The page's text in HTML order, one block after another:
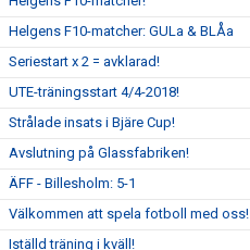
Helgens F10-matcher: GULa & BLÅa
Seriestart x 2 = avklarad!
UTE-träningsstart 4/4-2018!
Strålade insats i Bjäre Cup!
Avslutning på Glassfabriken!
ÄFF - Billesholm: 5-1
Välkommen att spela fotboll med oss!
Iställd träning i kväll!